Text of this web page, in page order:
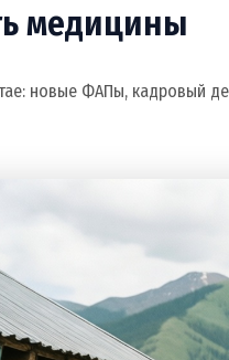
медицины
новые ФАПы, кадровый